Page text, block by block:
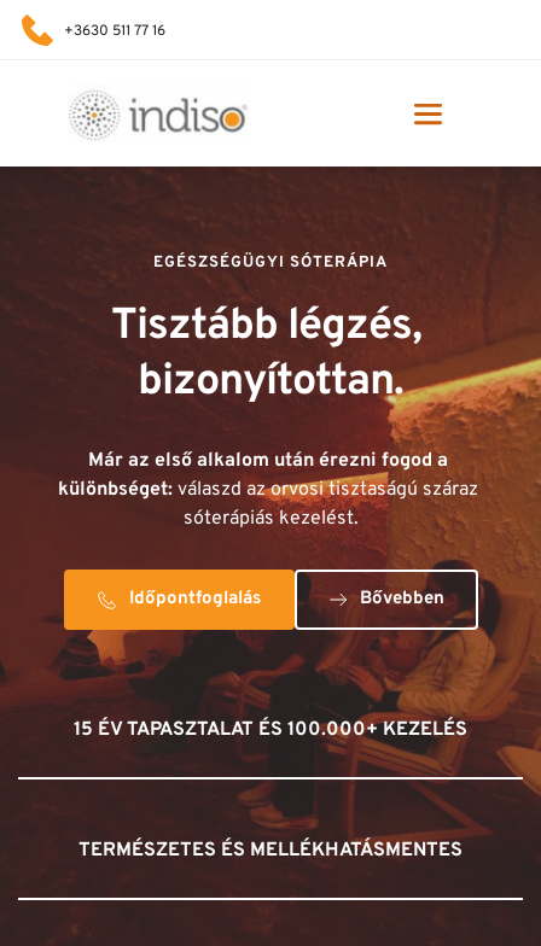
+3630 511 77 16
EGÉSZSÉGÜGYI SÓTERÁPIA
Tisztább légzés,
bizonyítottan.
Már az első alkalom után érezni fogod a
különbséget: válaszd az orvosi tisztaságú száraz
sóterápiás kezelést.
Időpontfoglalás Bővebben
15 ÉV TAPASZTALAT ÉS 100.000+ KEZELÉS
TERMÉSZETES ÉS MELLÉKHATÁSMENTES